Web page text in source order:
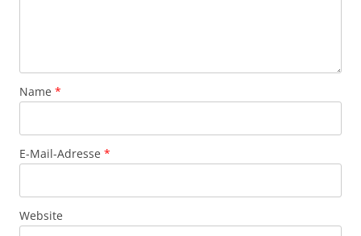
Name *
E-Mail-Adresse *
Website